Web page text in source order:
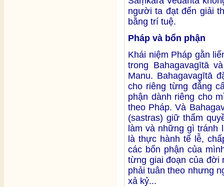
người ta đạt đến giải
bằng trí tuệ.
Pháp và bổn phận
Khái niệm Pháp gằn
trong Bahagavagītā
Manu. Bahagavagītā
cho riêng từng đẳng
phận dành riêng cho
theo Pháp. Và
(sastras) giữ thẩm
làm và những gì tránh
là thực hành tế lễ,
các bổn phận của
từng giai đoạn của
phải tuân theo nhưng
xả kỷ...